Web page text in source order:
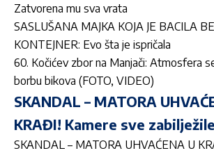
Zatvorena mu sva vrata
SASLUŠANA MAJKA KOJA JE BACILA
KONTEJNER: Evo šta je ispričala
60. Kočićev zbor na Manjači: Atmosfera
borbu bikova (FOTO, VIDEO)
SKANDAL – MATORA
KRAĐI! Kamere sve
SKANDAL – MATORA UHVAĆENA U